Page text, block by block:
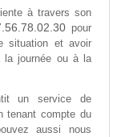
à travers son
pour
situation et avoir
la journée ou à la
un service de
tenant compte du
aussi nous